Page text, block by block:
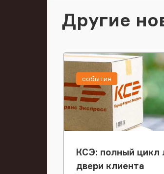
Другие
КСЭ: полный цикл
двери клиента
события